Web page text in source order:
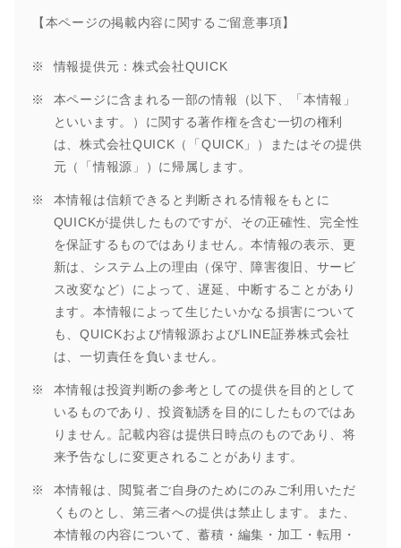
【本ページの掲載内容に関するご留意事項】
情報提供元：株式会社QUICK
本ページに含まれる一部の情報（以下、「本情報」
といいます。）に関する著作権を含む一切の権利
は、株式会社QUICK（「QUICK」）またはその提供
元（「情報源」）に帰属します。
本情報は信頼できると判断される情報をもとに
QUICKが提供したものですが、その正確性、完全性
を保証するものではありません。本情報の表示、更
新は、システム上の理由（保守、障害復旧、サービ
ス改変など）によって、遅延、中断することがあり
ます。本情報によって生じたいかなる損害について
も、QUICKおよび情報源およびLINE証券株式会社
は、一切責任を負いません。
本情報は投資判断の参考としての提供を目的として
いるものであり、投資勧誘を目的にしたものではあ
りません。記載内容は提供日時点のものであり、将
来予告なしに変更されることがあります。
本情報は、閲覧者ご自身のためにのみご利用いただ
くものとし、第三者への提供は禁止します。また、
本情報の内容について、蓄積・編集・加工・転用・